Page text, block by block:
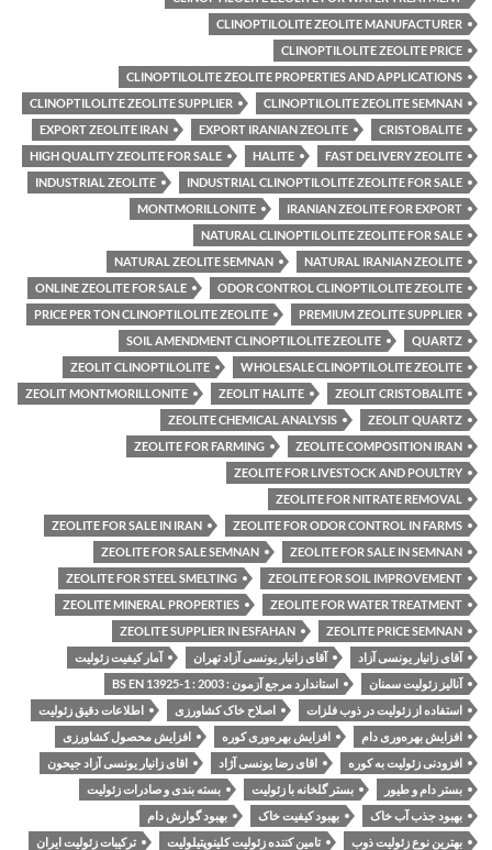
CLINOPTILOLITE ZEOLITE MANUFACTURER
CLINOPTILOLITE ZEOLITE PRICE
CLINOPTILOLITE ZEOLITE PROPERTIES AND APPLICATIONS
CLINOPTILOLITE ZEOLITE SEMNAN
CLINOPTILOLITE ZEOLITE SUPPLIER
CRISTOBALITE
EXPORT IRANIAN ZEOLITE
EXPORT ZEOLITE IRAN
FAST DELIVERY ZEOLITE
HALITE
HIGH QUALITY ZEOLITE FOR SALE
INDUSTRIAL CLINOPTILOLITE ZEOLITE FOR SALE
INDUSTRIAL ZEOLITE
IRANIAN ZEOLITE FOR EXPORT
MONTMORILLONITE
NATURAL CLINOPTILOLITE ZEOLITE FOR SALE
NATURAL IRANIAN ZEOLITE
NATURAL ZEOLITE SEMNAN
ODOR CONTROL CLINOPTILOLITE ZEOLITE
ONLINE ZEOLITE FOR SALE
PREMIUM ZEOLITE SUPPLIER
PRICE PER TON CLINOPTILOLITE ZEOLITE
QUARTZ
SOIL AMENDMENT CLINOPTILOLITE ZEOLITE
WHOLESALE CLINOPTILOLITE ZEOLITE
ZEOLIT CLINOPTILOLITE
ZEOLIT CRISTOBALITE
ZEOLIT HALITE
ZEOLIT MONTMORILLONITE
ZEOLIT QUARTZ
ZEOLITE CHEMICAL ANALYSIS
ZEOLITE COMPOSITION IRAN
ZEOLITE FOR FARMING
ZEOLITE FOR LIVESTOCK AND POULTRY
ZEOLITE FOR NITRATE REMOVAL
ZEOLITE FOR ODOR CONTROL IN FARMS
ZEOLITE FOR SALE IN IRAN
ZEOLITE FOR SALE IN SEMNAN
ZEOLITE FOR SALE SEMNAN
ZEOLITE FOR SOIL IMPROVEMENT
ZEOLITE FOR STEEL SMELTING
ZEOLITE FOR WATER TREATMENT
ZEOLITE MINERAL PROPERTIES
ZEOLITE PRICE SEMNAN
ZEOLITE SUPPLIER IN ESFAHAN
آقای زانیار یونسی آزاد
آقای زانیار یونسی آزاد تهران
آمار کیفیت زئولیت
آنالیز زئولیت سمنان
استاندارد مرجع آزمون : BS EN 13925-1 : 2003
استفاده از زئولیت در ذوب فلزات
اصلاح خاک کشاورزی
اطلاعات دقیق زئولیت
افزایش بهره‌وری دام
افزایش بهره‌وری کوره
افزایش محصول کشاورزی
افزودنی زئولیت به کوره
اقای رضا یونسی آژاد
اقای زانیار یونسی آزاد جیحون
بستر دام و طیور
بستر گلخانه با زئولیت
بسته بندی و صادرات زئولیت
بهبود جذب آب خاک
بهبود کیفیت خاک
بهبود گوارش دام
بهترین نوع زئولیت ذوب
تامین کننده زئولیت کلینوپتیلولیت
ترکیبات زئولیت ایران